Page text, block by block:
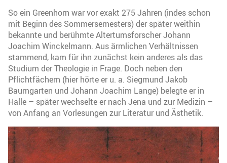
So ein Greenhorn war vor exakt 275 Jahren (indes schon
mit Beginn des Sommersemesters) der später weithin
bekannte und berühmte Altertumsforscher Johann
Joachim Winckelmann. Aus ärmlichen Verhältnissen
stammend, kam für ihn zunächst kein anderes als das
Studium der Theologie in Frage. Doch neben den
Pflichtfächern (hier hörte er u. a. Siegmund Jakob
Baumgarten und Johann Joachim Lange) belegte er in
Halle – später wechselte er nach Jena und zur Medizin –
von Anfang an Vorlesungen zur Literatur und Ästhetik.